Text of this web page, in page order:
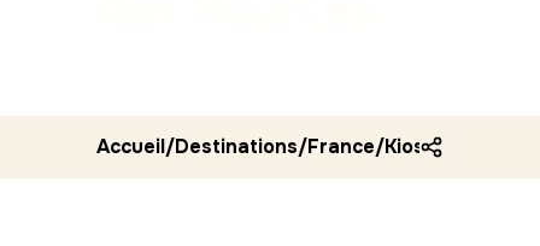
Accueil/Destinations/France/Kiosque du